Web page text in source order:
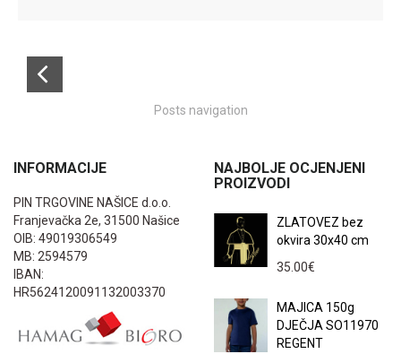
Posts navigation
INFORMACIJE
PIN TRGOVINE NAŠICE d.o.o.
Franjevačka 2e, 31500 Našice
OIB: 49019306549
MB: 2594579
IBAN:
HR5624120091132003370
NAJBOLJE OCJENJENI
PROIZVODI
ZLATOVEZ bez
okvira 30x40 cm
35.00€
MAJICA 150g
DJEČJA SO11970
REGENT